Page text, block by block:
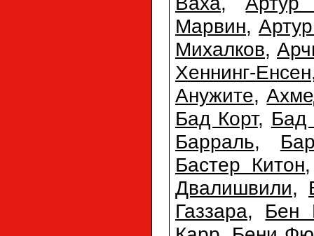
Марвин,
Михалков,
Хеннинг-Енсен
Анужите,
Бад Корт, Бад
Барраль,
Бастер Китон
Двалишвили,
Газзара, Бен